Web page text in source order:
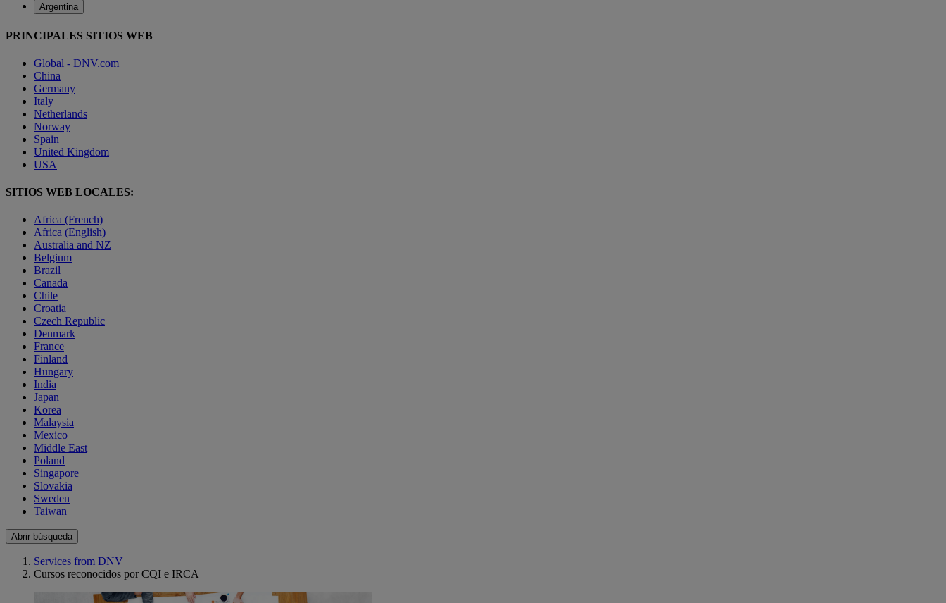
Argentina
PRINCIPALES SITIOS WEB
Global - DNV.com
China
Germany
Italy
Netherlands
Norway
Spain
United Kingdom
USA
SITIOS WEB LOCALES:
Africa (French)
Africa (English)
Australia and NZ
Belgium
Brazil
Canada
Chile
Croatia
Czech Republic
Denmark
France
Finland
Hungary
India
Japan
Korea
Malaysia
Mexico
Middle East
Poland
Singapore
Slovakia
Sweden
Taiwan
Abrir búsqueda
Services from DNV
Cursos reconocidos por CQI e IRCA